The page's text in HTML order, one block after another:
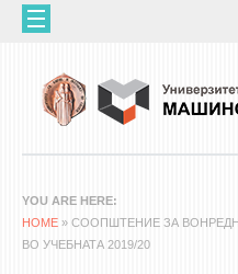
Skip to main content
ЗА НАС
60 ГОДИНИ МФ
ОРГАНИЗАЦИЈА
YOU ARE HERE
HOME » СООПШТЕНИЕ ЗА
ВО УЧЕБНАТА 2019/20